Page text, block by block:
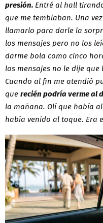
presión. Entré al hall
que me temblaban. Una
llamarlo para darle la
los mensajes pero no los
darme bola como cinco
los mensajes no le dije
Cuando al fin me atendió
que recién podría verme al
la mañana. Olí que había
había venido al toque. Era